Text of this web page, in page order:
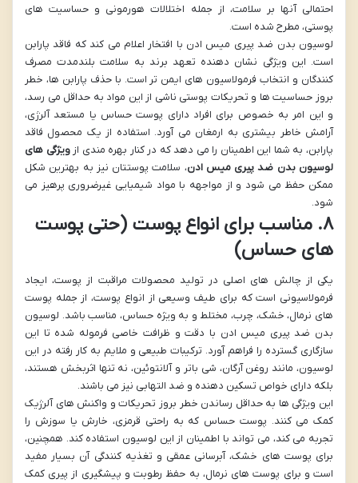
احتمالی آنها بر سلامت، از جمله اختلالات هورمونی و حساسیت های
پوستی، مطرح شده است.
لوسیون بدن ضد پیری میس ادن با افتخار اعلام می کند که فاقد پارابن
است. این ویژگی نشان دهنده تعهد برند به سلامت بلندمدت مصرف
کنندگان و انتخاب فرمولاسیون های ایمن تر است. با حذف پارابن ها، خطر
بروز حساسیت ها و تحریکات پوستی ناشی از این مواد به حداقل می رسد،
و این امر به خصوص برای افراد دارای پوست حساس یا مستعد آلرژی،
آرامش خاطر بیشتری به ارمغان می آورد. استفاده از یک محصول فاقد
پارابن، به شما این اطمینان را می دهد که در کنار بهره مندی ازویژگی های
لوسیون بدن ضد پیری میس ادن، سلامت پوستتان نیز به بهترین شکل
ممکن حفظ می شود و از مواجهه با مواد شیمیایی غیرضروری پرهیز می
شود.
۸. مناسب برای انواع پوست (حتی پوست
های حساس)
یکی از چالش های اصلی در تولید محصولات مراقبت از پوست، ایجاد
فرمولاسیونی است که برای طیف وسیعی از انواع پوست، از جمله پوست
های نرمال، خشک، چرب، مختلط و به ویژه حساس، مناسب باشد. لوسیون
بدن ضد پیری میس ادن با دقت و ظرافت خاصی فرموله شده تا این
سازگاری گسترده را فراهم آورد. ترکیبات طبیعی و ملایم به کار رفته در این
لوسیون، مانند روغن آرگان، شی باتر و آلانتوئین، نه تنها اثربخش هستند،
بلکه دارای خواص تسکین دهنده و ضد التهابی نیز می باشند.
این ویژگی ها به حداقل رساندن خطر بروز تحریکات و واکنش های آلرژیک
کمک می کنند. پوست حساس که به راحتی قرمزی، خارش یا سوزش را
تجربه می کند، می تواند با اطمینان از این لوسیون استفاده کند. همچنین،
برای پوست های خشک، آبرسانی عمقی و تغذیه کنندگی آن بسیار مفید
است و برای پوست های نرمال، به حفظ رطوبت و پیشگیری از پیری کمک